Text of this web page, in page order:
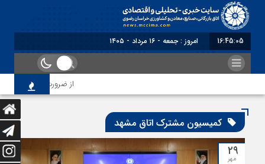
16:45:05 امروز : جمعه - ۱۶ مرداد - ۱۴۰۵
از ضرورت اصلاح
کمیسیون مشترک اتاق مشهد
۲۹
مهر